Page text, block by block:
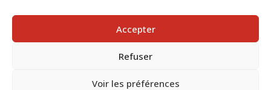
Accepter
Refuser
Voir les préférences
© 2025 Nouvel R Formation - TOUS DROITS RÉSERVÉS -
SITE RÉALISÉ PAR :INGÉNIERIE TECH